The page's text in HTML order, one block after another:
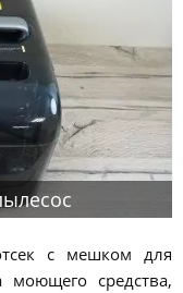
с мешком для
моющего средства,